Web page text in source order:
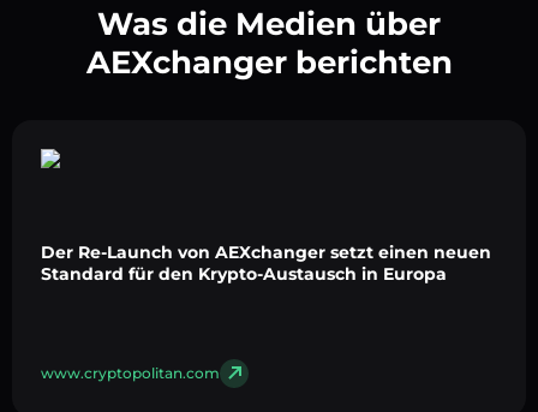
Was die Medien über
AEXchanger berichten
Der Re-Launch von AEXchanger setzt einen neuen
Standard für den Krypto-Austausch in Europa
www.cryptopolitan.com